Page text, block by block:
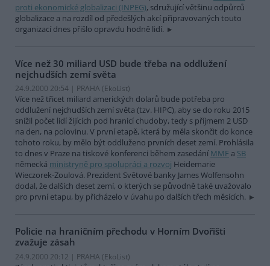
proti ekonomické globalizaci (INPEG), sdružující většinu odpůrců
globalizace a na rozdíl od předešlých akcí připravovaných touto
organizací dnes přišlo opravdu hodně lidí.
Více než 30 miliard USD bude třeba na oddlužení
nejchudších zemí světa
24.9.2000 20:54 | PRAHA (EkoList)
Více než třicet miliard amerických dolarů bude potřeba pro
oddlužení nejchudších zemí světa (tzv. HIPC), aby se do roku 2015
snížil počet lidí žijících pod hranicí chudoby, tedy s příjmem 2 USD
na den, na polovinu. V první etapě, která by měla skončit do konce
tohoto roku, by mělo být oddluženo prvních deset zemí. Prohlásila
to dnes v Praze na tiskové konferenci během zasedání MMF a SB
německá ministryně pro spolupráci a rozvoj Heidemarie
Wieczorek-Zoulová. Prezident Světové banky James Wolfensohn
dodal, že dalších deset zemí, o kterých se původně také uvažovalo
pro první etapu, by přicházelo v úvahu po dalších třech měsících.
Policie na hraničním přechodu v Horním Dvořišti
zvažuje zásah
24.9.2000 20:12 | PRAHA (EkoList)